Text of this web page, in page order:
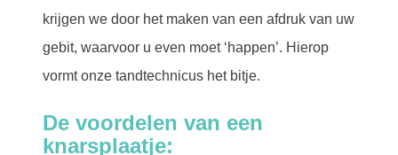
krijgen we door het maken van een afdruk van uw
gebit, waarvoor u even moet ‘happen’. Hierop
vormt onze tandtechnicus het bitje.
De voordelen van een
knarsplaatje: